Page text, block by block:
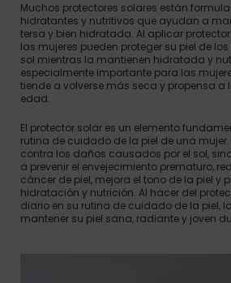
Muchos protectores solares están
hidratantes y nutritivos que ayudan a
tersa y bien hidratada. Al aplicar
las mujeres pueden proteger su piel de
sol mientras la mantienen hidratada y
especialmente importante para las
tiende a volverse más seca y propensa
edad.
El protector solar es un elemento
rutina de cuidado de la piel de una mujer.
contra los daños causados por el sol,
a prevenir el envejecimiento prematuro,
cáncer de piel, mejora el tono de la piel y
hidratación y nutrición. Al hacer del
diario en su rutina de cuidado de la piel,
mantener su piel sana, radiante y joven